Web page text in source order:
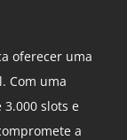
oferecer uma
Com uma
slots e
a